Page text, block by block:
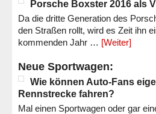
Porsche Boxster 2016 als
Da die dritte Generation des
den Straßen rollt, wird es Zeit ihn
kommenden Jahr … [Weiter]
Neue Sportwagen:
Wie können Auto-Fans
Rennstrecke fahren?
Mal einen Sportwagen oder gar